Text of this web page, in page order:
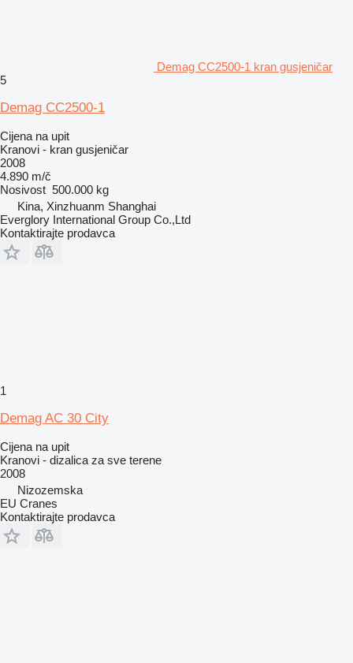
Demag CC2500-1 kran gusjeničar
5
Demag CC2500-1
Cijena na upit
Kranovi - kran gusjeničar
2008
4.890 m/č
Nosivost 500.000 kg
Kina, Xinzhuanm Shanghai
Everglory International Group Co.,Ltd
Kontaktirajte prodavca
1
Demag AC 30 City
Cijena na upit
Kranovi - dizalica za sve terene
2008
Nizozemska
EU Cranes
Kontaktirajte prodavca